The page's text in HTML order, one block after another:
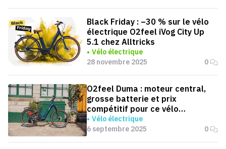
Black Friday : –30 % sur le vélo
électrique O2feel iVog City Up
5.1 chez Alltricks
Vélo électrique
28 novembre 2025
0
O2feel Duma : moteur central,
grosse batterie et prix
compétitif pour ce vélo
électrique urbain
Vélo électrique
6 septembre 2025
0